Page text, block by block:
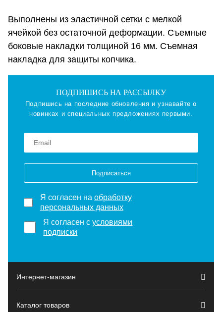
Выполнены из эластичной сетки с мелкой
ячейкой без остаточной деформации. Съемные
боковые накладки толщиной 16 мм. Съемная
накладка для защиты копчика.
ПОДПИШИСЬ НА РАССЫЛКУ
Подпишись на последние обновления и узнавайте о
новинках и специальных предложениях первыми.
Подписаться
Я согласен на обработку
персональных данных
Я согласен сусловиями
подписки
Интернет-магазин
Каталог товаров